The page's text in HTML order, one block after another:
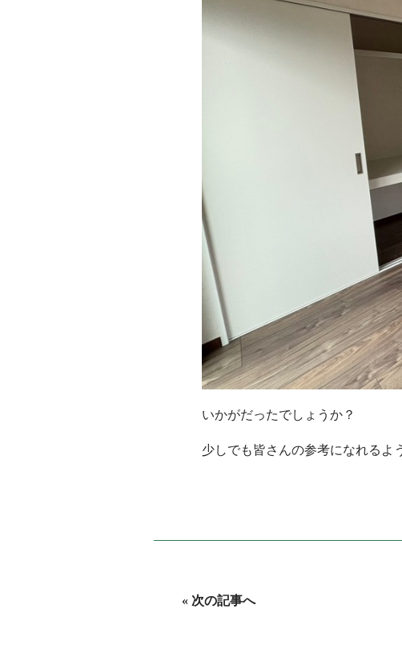
いかがだったでしょうか？
少しでも皆さんの参考になれるよ
« 次の記事へ